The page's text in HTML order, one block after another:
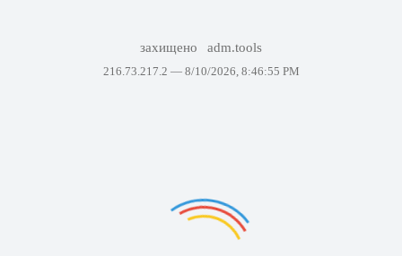
захищено adm.tools
216.73.217.2 — 8/10/2026, 8:46:55 PM